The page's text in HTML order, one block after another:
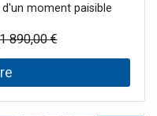
moment paisible
de 180cm
de massage à votre
de contrôle tactile
Le réchauffeur
890,00 €